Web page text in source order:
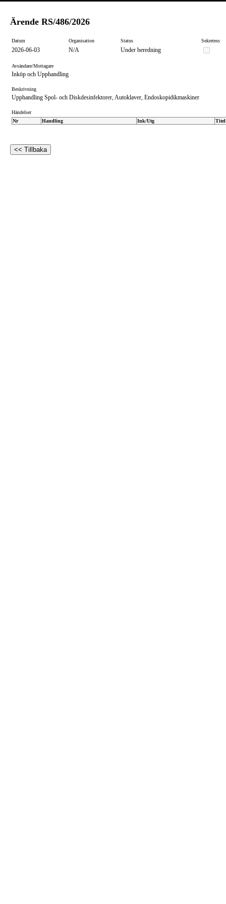
Ärende RS/486/2026
Datum Organisation Status Sekretess
2026-06-03 N/A Under beredning
Avsändare/Mottagare
Inköp och Upphandling
Beskrivning
Upphandling Spol- och Diskdesinfektorer, Autoklaver, Endoskopidikmaskiner
Händelser
Nr
Handling Ink/Utg Titel